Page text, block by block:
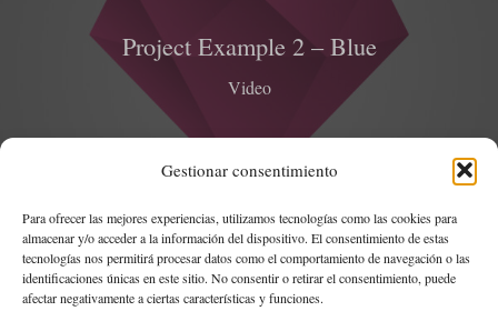
Gestionar consentimiento
Para ofrecer las mejores experiencias, utilizamos tecnologías como las cookies para
almacenar y/o acceder a la información del dispositivo. El consentimiento de estas
tecnologías nos permitirá procesar datos como el comportamiento de navegación o las
identificaciones únicas en este sitio. No consentir o retirar el consentimiento, puede
afectar negativamente a ciertas características y funciones.
Project Example 2 – Blue
Video